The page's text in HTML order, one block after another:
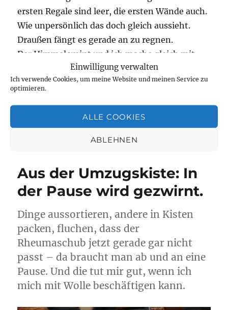
Einwilligung verwalten
Ich verwende Cookies, um meine Website und meinen Service zu
optimieren.
ALLE COOKIES
ABLEHNEN
ersten Regale sind leer, die ersten Wände auch.
Wie unpersönlich das doch gleich aussieht.
Draußen fängt es gerade an zu regnen.
Der Himmel weint und ich mache gleich mit.
„Der Himmel weint gerade und ich mache gleich
weiterlesen
Wände werden leer,Sehnsucht nach meiner Familie
Umzug,wenn der Himmel weint 25 Kommentarezu
gerade
ich
gleich
Aus der Umzugskiste: In
der Pause wird gezwirnt.
Dinge aussortieren, andere in Kisten
packen, fluchen, dass der
Rheumaschub jetzt gerade gar nicht
passt – da braucht man ab und an eine
Pause. Und die tut mir gut, wenn ich
mich mit Wolle beschäftigen kann.